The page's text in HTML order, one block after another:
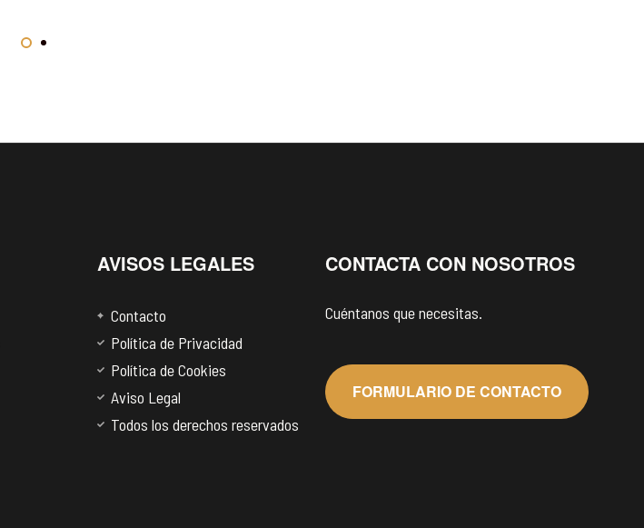
AVISOS LEGALES
Contacto
Política de Privacidad
Política de Cookies
Aviso Legal
Todos los derechos reservados
CONTACTA CON NOSOTROS
Cuéntanos que necesitas.
FORMULARIO DE CONTACTO